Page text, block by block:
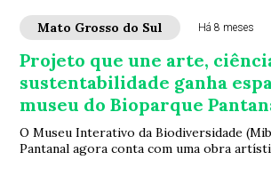
Mato Grosso do Sul Há 8 meses
Projeto que une arte,
sustentabilidade ganha
museu do Bioparque
O Museu Interativo da Biodiversidade
Pantanal agora conta com uma obra